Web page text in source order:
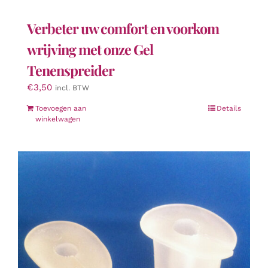
Verbeter uw comfort en voorkom
wrijving met onze Gel
Tenenspreider
€3,50 incl. BTW
Toevoegen aan
winkelwagen
Details